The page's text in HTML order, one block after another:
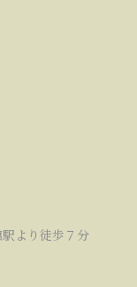
より徒歩７分